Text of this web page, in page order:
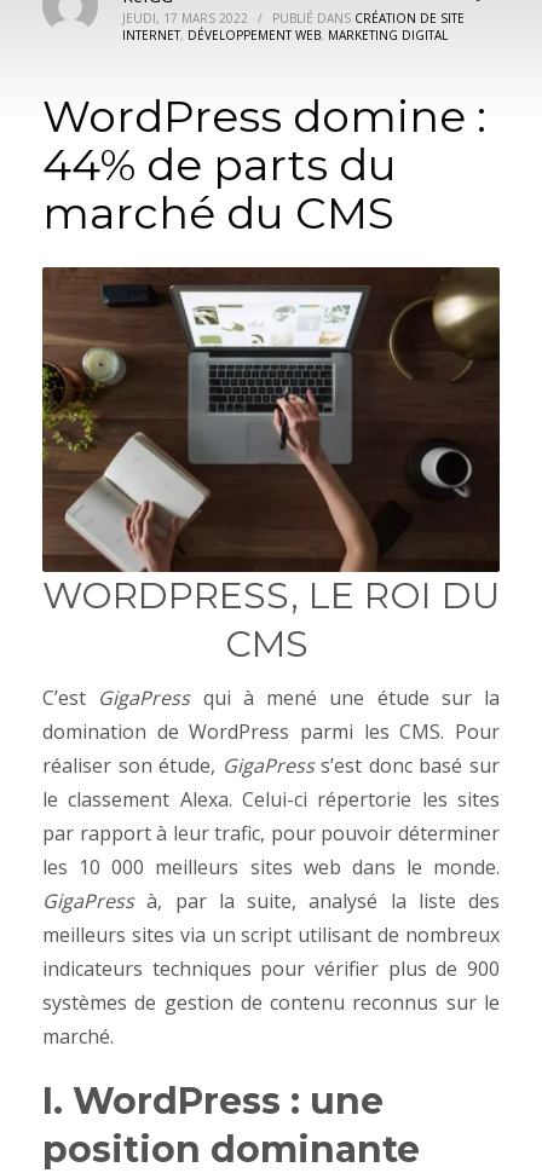
JEUDI, 17 MARS 2022 / PUBLIÉ DANS CRÉATION DE SITE
INTERNET, DÉVELOPPEMENT WEB, MARKETING DIGITAL
WordPress domine :
44% de parts du
marché du CMS
WORDPRESS, LE ROI DU
CMS
C’est GigaPress qui à mené une étude sur la
domination de WordPress parmi les CMS. Pour
réaliser son étude, GigaPresss’est donc basé sur
le classement Alexa. Celui-ci répertorie les sites
par rapport à leur trafic, pour pouvoir déterminer
les 10 000 meilleurs sites web dans le monde.
GigaPressà, par la suite, analysé la liste des
meilleurs sites via un script utilisant de nombreux
indicateurs techniques pour vérifier plus de 900
systèmes de gestion de contenu reconnus sur le
marché.
I. WordPress : une
position dominante